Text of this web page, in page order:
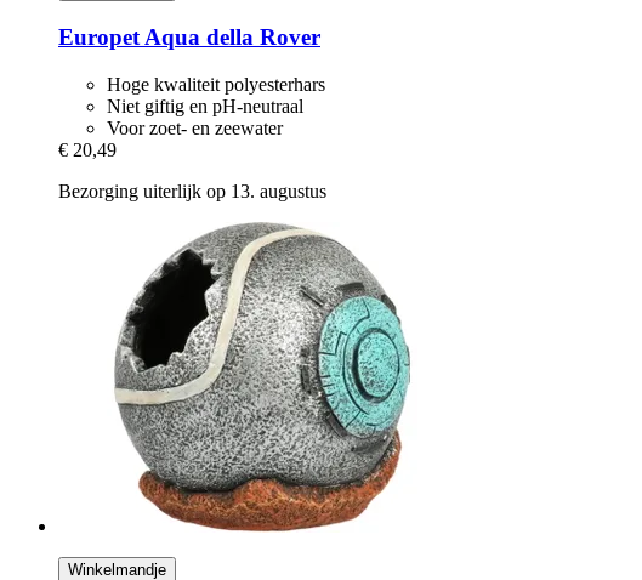
Europet Aqua della Rover
Hoge kwaliteit polyesterhars
Niet giftig en pH-neutraal
Voor zoet- en zeewater
€ 20,49
Bezorging uiterlijk op 13. augustus
Winkelmandje